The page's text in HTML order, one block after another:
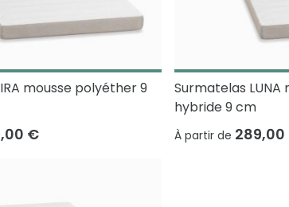
mousse polyéther 9
€
Surmatelas LUNA
hybride 9 cm
À partir de